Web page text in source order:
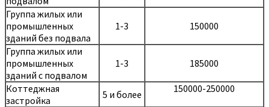
Группа жилых или
промышленных
зданий без подвала
1-3 150000
Группа жилых или
промышленных
зданий с подвалом
1-3 185000
Коттеджная
застройка
5 и более 150000-250000